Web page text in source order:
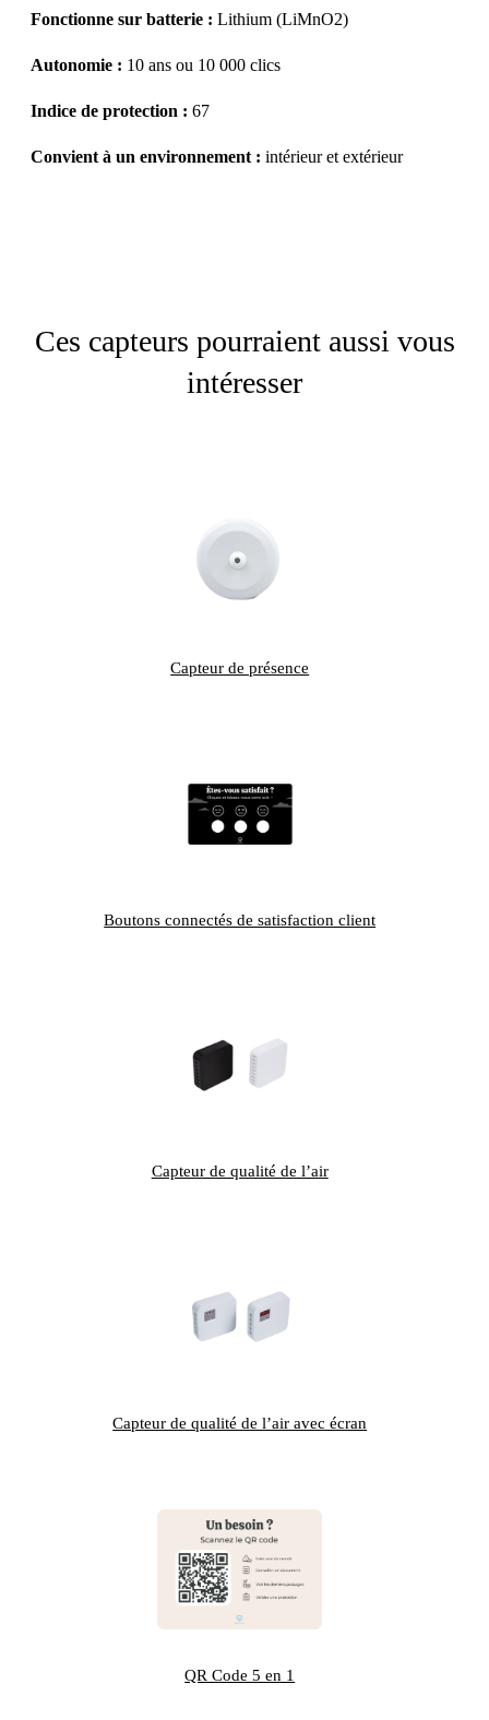
Fonctionne sur batterie : Lithium (LiMnO2)
Autonomie : 10 ans ou 10 000 clics
Indice de protection : 67
Convient à un environnement : intérieur et extérieur
Ces capteurs pourraient aussi vous
intéresser
Capteur de présence
Boutons connectés de satisfaction client
Capteur de qualité de l’air
Capteur de qualité de l’air avec écran
QR Code 5 en 1